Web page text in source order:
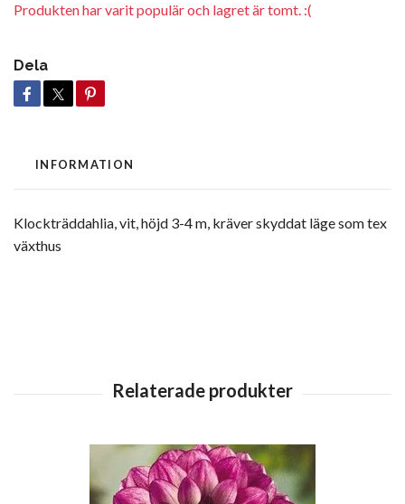
Produkten har varit populär och lagret är tomt. :(
Dela
INFORMATION
Klockträddahlia, vit, höjd 3-4 m, kräver skyddat läge som tex
växthus